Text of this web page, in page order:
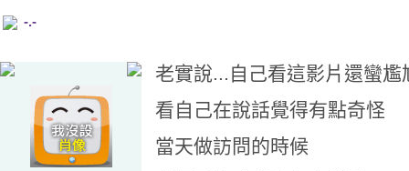
-.-
老實說...自己看這影片還蠻尷
看自己在說話覺得有點奇怪
當天做訪問的時候